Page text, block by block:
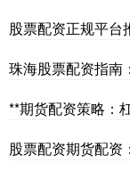
股票配资正规平台
珠海股票配资指南
**期货配资策略：
股票配资期货配资